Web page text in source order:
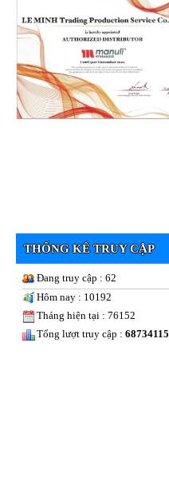
THỐNG KÊ TRUY CẬP
Đang truy cập : 62
Hôm nay : 10192
Tháng hiện tại : 76152
Tổng lượt truy cập : 68734115